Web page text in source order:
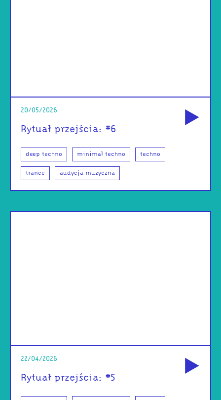
20/05/2026
Rytuał przejścia: #6
deep techno minimal techno techno
trance audycja muzyczna
22/04/2026
Rytuał przejścia: #5